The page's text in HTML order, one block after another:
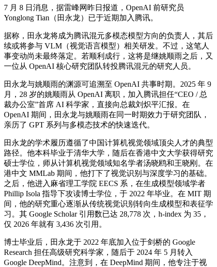
7 月 8 日消息，据雷峰网昨日报道，OpenAI 前研究员
Yonglong Tian（田永龙）已于近期加入腾讯。
据称，田永龙将成为腾讯混元多模态模型方向的负责人，其后
续或将参与 VLM（视觉语言模型）相关研发。不过，这笔人
事变动尚未最终落定。若顺利成行，这将是继姚顺雨之后，又
一位从 OpenAI 核心研究团队转投腾讯混元的研究人员。
田永龙与姚顺雨的渊源可追溯至 OpenAI 共事时期。2025 年 9
月，28 岁的姚顺雨从 OpenAI 离职，加入腾讯担任“CEO / 总
裁办公室”首席 AI 科学家，直接向总裁刘炽平汇报。在
OpenAI 期间，田永龙与姚顺雨在同一时期效力于研究团队，
亲历了 GPT 系列与多模态技术的快速迭代。
田永龙的学术履历遵循了中国计算机视觉领域顶尖人才的典型
路径。他本科毕业于清华大学，随后在香港中文大学获得研究
硕士学位，师从计算机视觉领域知名学者汤晓鸥和王晓刚。在
港中文 MMLab 期间，他打下了视觉识别与深度学习的基础。
之后，他进入麻省理工学院 EECS 系，在生成模型领域学者
Phillip Isola 指导下攻读博士学位，于 2022 年毕业。在 MIT 期
间，他的研究重心逐渐从传统视觉识别转向生成模型和表征学
习。其 Google Scholar 引用数已达 28,778 次，h-index 为 35，
仅 2026 年就有 3,436 次引用。
博士毕业后，田永龙于 2022 年底加入位于剑桥的 Google
Research 担任高级研究科学家，随后于 2024 年 5 月转入
Google DeepMind。注意到，在 DeepMind 期间，他专注于视